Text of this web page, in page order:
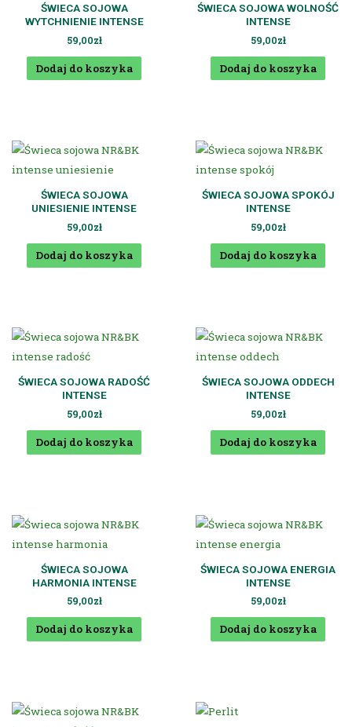
ŚWIECA SOJOWA
WYTCHNIENIE INTENSE
59,00zł
Dodaj do koszyka
ŚWIECA SOJOWA WOLNOŚĆ
INTENSE
59,00zł
Dodaj do koszyka
ŚWIECA SOJOWA
UNIESIENIE INTENSE
59,00zł
Dodaj do koszyka
ŚWIECA SOJOWA SPOKÓJ
INTENSE
59,00zł
Dodaj do koszyka
ŚWIECA SOJOWA RADOŚĆ
INTENSE
59,00zł
Dodaj do koszyka
ŚWIECA SOJOWA ODDECH
INTENSE
59,00zł
Dodaj do koszyka
ŚWIECA SOJOWA
HARMONIA INTENSE
59,00zł
Dodaj do koszyka
ŚWIECA SOJOWA ENERGIA
INTENSE
59,00zł
Dodaj do koszyka